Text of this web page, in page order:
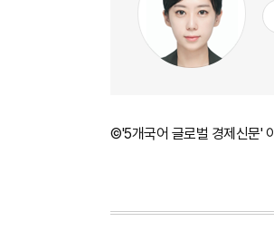
©'5개국어 글로벌 경제신문'